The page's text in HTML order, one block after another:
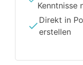
Kenntnisse
Direkt in
erstellen